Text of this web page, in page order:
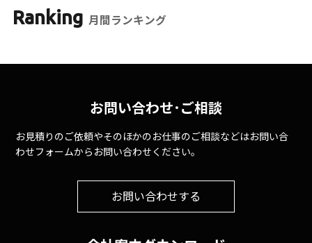
Ranking 月間ランキング
お問い合わせ･ご相談
お見積りのご依頼やそのほかのお仕事のご相談などはお問い合
わせフォームからお問い合わせください。
お問い合わせする